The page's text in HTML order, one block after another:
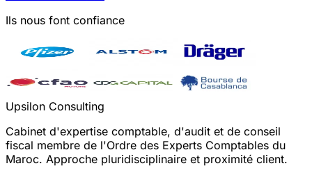
Ils nous font confiance
Upsilon Consulting
Cabinet d'expertise comptable, d'audit et de conseil
fiscal membre de l'Ordre des Experts Comptables du
Maroc. Approche pluridisciplinaire et proximité client.